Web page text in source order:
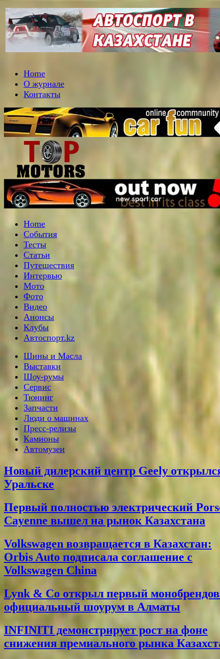
Home
О журнале
Контакты
Home
События
Тесты
Статьи
Путешествия
Интервью
Мото
Фото
Видео
Анонсы
Клубы
Автоспорт.kz
Шины и Масла
Выставки
Шоу-румы
Сервис
Тюнинг
Запчасти
Люди о машинах
Пресс-релизы
Камионы
Автомузеи
Новый дилерский центр Geely
Уральске
Первый полностью электрический
Cayenne вышел на рынок Казахстана
Volkswagen возвращается в Казахстан:
Orbis Auto подписала соглашение с
Volkswagen China
Lynk & Co открыл первый
официальный шоурум в Алматы
INFINITI демонстрирует рост на фоне
снижения премиального рынка